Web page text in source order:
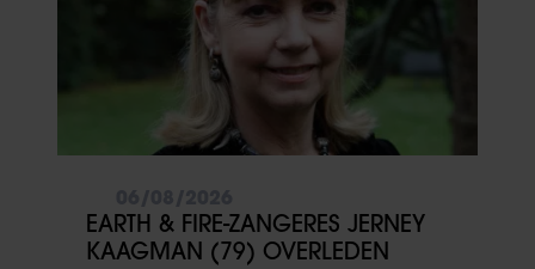
EARTH & FIRE-ZANGERES JERNEY
KAAGMAN (79) OVERLEDEN